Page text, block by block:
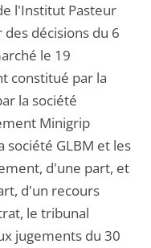
l'Institut Pasteur
décisions du 6
le 19
constitué par la
la société
Minigrip
société GLBM et les
d'une part, et
d'un recours
le tribunal
jugements du 30